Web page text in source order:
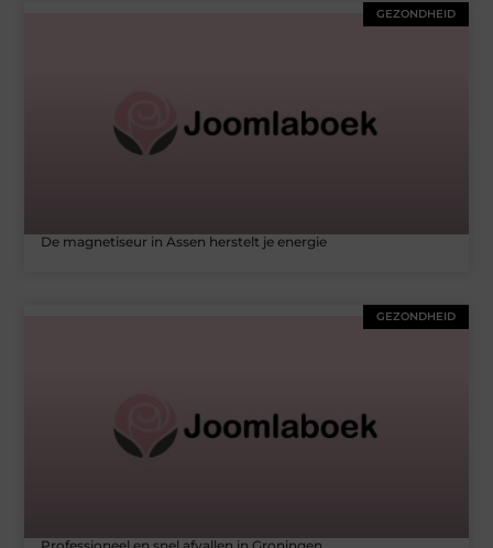
GEZONDHEID
De magnetiseur in Assen herstelt je energie
GEZONDHEID